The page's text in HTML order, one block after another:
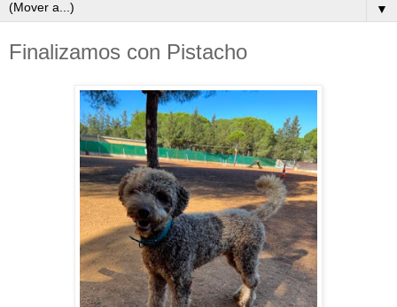
▼
Finalizamos con Pistacho